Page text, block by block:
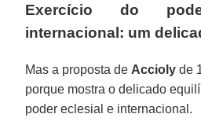
Exercício do
internacional: um
Mas a proposta de Accioly de
porque mostra o delicado
poder eclesial e internacional.